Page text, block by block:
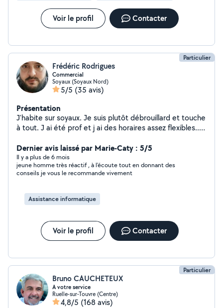
Voir le profil Contacter
Particulier
Frédéric Rodrigues
Commercial
Soyaux (Soyaux Nord)
5/5 (35 avis)
Présentation
J'habite sur soyaux. Je suis plutôt débrouillard et touche
à tout. J ai été prof et j ai des horaires assez flexibles...
Dernier avis laissé par Marie-Caty : 5/5
Il y a plus de 6 mois
jeune homme très réactif , à l'écoute tout en donnant des
conseils je vous le recommande vivement
Assistance informatique
Voir le profil Contacter
Particulier
Bruno CAUCHETEUX
A votre service
Ruelle-sur-Touvre (Centre)
4,8/5 (168 avis)